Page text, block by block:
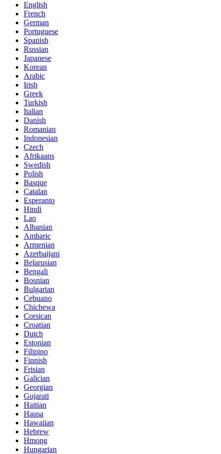
English
French
German
Portuguese
Spanish
Russian
Japanese
Korean
Arabic
Irish
Greek
Turkish
Italian
Danish
Romanian
Indonesian
Czech
Afrikaans
Swedish
Polish
Basque
Catalan
Esperanto
Hindi
Lao
Albanian
Amharic
Armenian
Azerbaijani
Belarusian
Bengali
Bosnian
Bulgarian
Cebuano
Chichewa
Corsican
Croatian
Dutch
Estonian
Filipino
Finnish
Frisian
Galician
Georgian
Gujarati
Haitian
Hausa
Hawaiian
Hebrew
Hmong
Hungarian